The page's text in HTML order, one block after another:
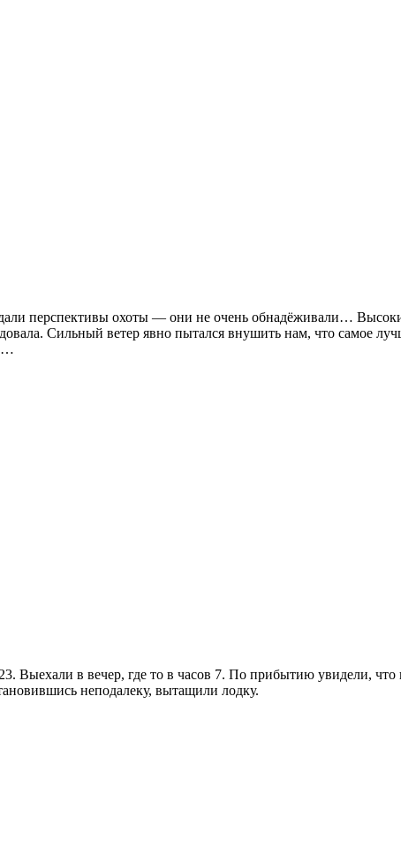
перспективы охоты — они не очень обнадёживали…
Сильный ветер явно пытался внушить нам, что самое
в вечер, где то в часов 7. По прибытию увидели, что
неподалеку, вытащили лодку.